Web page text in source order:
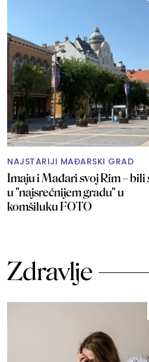
NAJSTARIJI MAĐARSKI GRAD
Imaju i Mađari svoj Rim – bili
u "najsrećnijem gradu" u
komšiluku FOTO
Zdravlje